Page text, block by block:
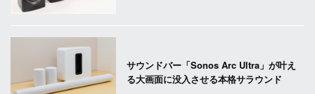
サウンドバー「Sonos Arc Ultra」が叶え
る大画面に没入させる本格サラウンド